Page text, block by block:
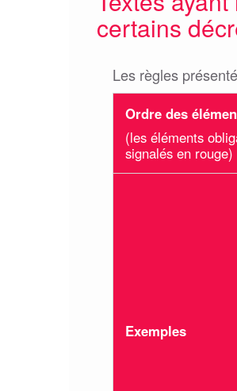
certains
Les règles
Ordre des
(les éléments
signalés en rouge)
Exemples